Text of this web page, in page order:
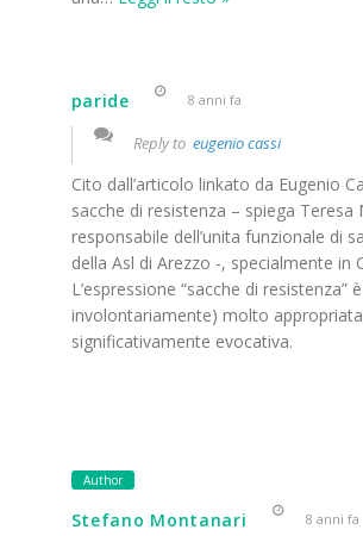
paride 8 anni fa
Reply to eugenio cassi
Cito dall’articolo linkato da Eugenio
sacche di resistenza – spiega Teresa
responsabile dell’unita funzionale di
della Asl di Arezzo -, specialmente in
L’espressione “sacche di resistenza”
involontariamente) molto
significativamente evocativa.
Author
Stefano Montanari 8 anni fa